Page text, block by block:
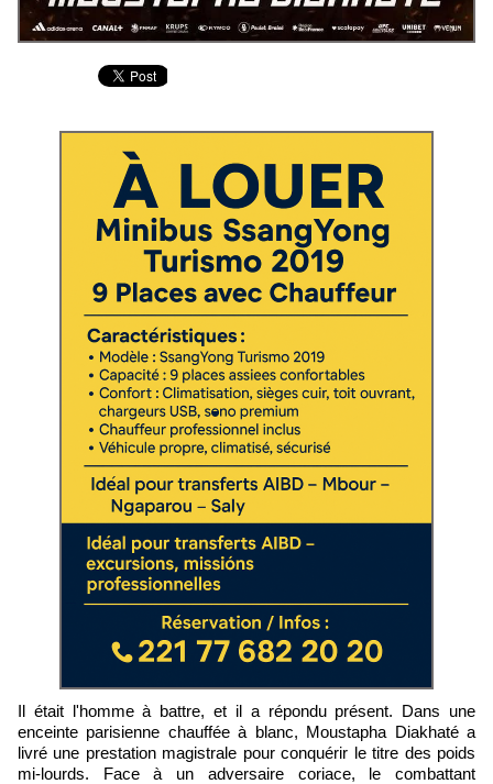
Il était l'homme à battre, et il a répondu présent. Dans une
enceinte parisienne chauffée à blanc, Moustapha Diakhaté a
livré une prestation magistrale pour conquérir le titre des poids
mi-lourds. Face à un adversaire coriace, le combattant